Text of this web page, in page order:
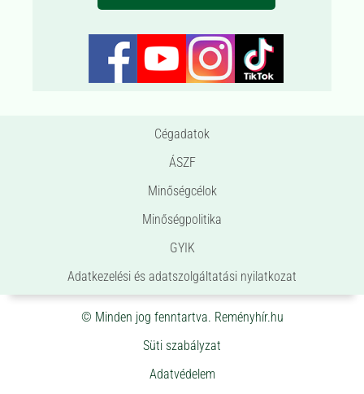
Cégadatok
ÁSZF
Minőségcélok
Minőségpolitika
GYIK
Adatkezelési és adatszolgáltatási nyilatkozat
© Minden jog fenntartva. Reményhír.hu
Süti szabályzat
Adatvédelem